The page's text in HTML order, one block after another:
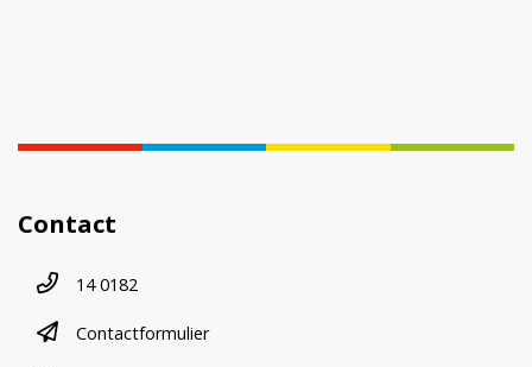
Contact
Telefoonnummer
14 0182
contactformulier
Contactformulier